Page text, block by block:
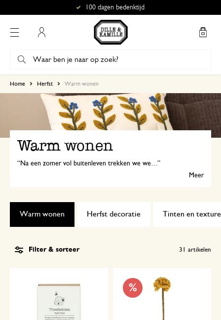
100 dagen bedenktijd
Home Herfst Warm wonen
Warm wonen
Na een zomer vol buitenleven trekken we weer naar binnen. De woonkamer wordt onze cocon, gevuld met warme herfstkleuren en sfeervolle accenten. Denk aan een zachte plaid, kussens in rijke tinten en kaarsen in allerlei vormen en maten. We creëren een plek waar het heerlijk thuiskomen is.
Meer
Herfst decoratie
Warm wonen Tinten en
Filter & sorteer 31 artikelen
%